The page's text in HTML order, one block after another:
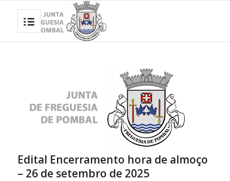
Edital Encerramento hora de almoço
– 26 de setembro de 2025